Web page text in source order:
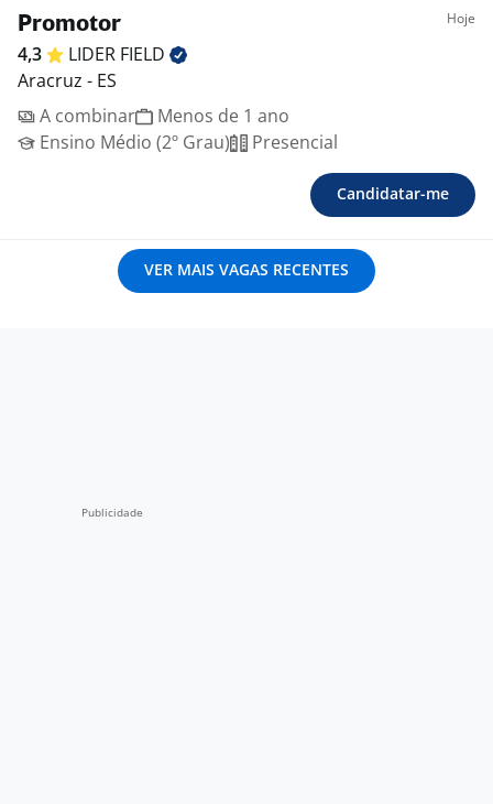
Promotor Hoje
4,3 LIDER FIELD
Aracruz - ES
A combinar
Menos de 1 ano
Ensino Médio (2º Grau)
Presencial
Candidatar-me
VER MAIS VAGAS RECENTES